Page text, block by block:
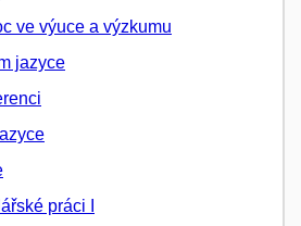
ve výuce a výzkumu
jazyce
práci I